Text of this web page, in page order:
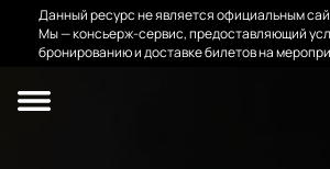
Данный ресурс не является официальным
Мы — консьерж-сервис, предоставляющий
бронированию и доставке билетов на